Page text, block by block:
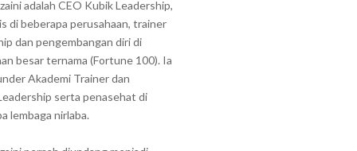
adalah CEO Kubik Leadership,
di beberapa perusahaan, trainer
dan pengembangan diri di
besar ternama (Fortune 100). Ia
Akademi Trainer dan
serta penasehat di
lembaga nirlaba.